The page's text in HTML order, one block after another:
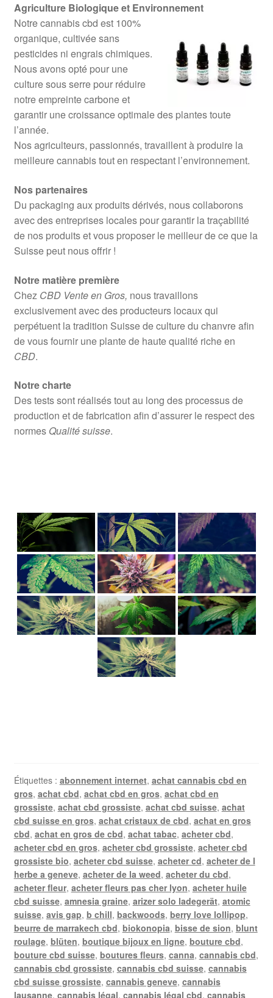
Agriculture Biologique et Environnement
Notre cannabis cbd est 100%
organique, cultivée sans
pesticides ni engrais chimiques.
Nous avons opté pour une
culture sous serre pour réduire
notre empreinte carbone et
garantir une croissance optimale des plantes toute
l’année.
Nos agriculteurs, passionnés, travaillent à produire la
meilleure cannabis tout en respectant l’environnement.
Nos partenaires
Du packaging aux produits dérivés, nous collaborons
avec des entreprises locales pour garantir la traçabilité
de nos produits et vous proposer le meilleur de ce que la
Suisse peut nous offrir !
Notre matière première
Chez CBD Vente en Gros, nous travaillons
exclusivement avec des producteurs locaux qui
perpétuent la tradition Suisse de culture du chanvre afin
de vous fournir une plante de haute qualité riche en
CBD.
Notre charte
Des tests sont réalisés tout au long des processus de
production et de fabrication afin d’assurer le respect des
normes Qualité suisse.
Étiquettes : abonnement internet, achat cannabis cbd en
gros, achat cbd, achat cbd en gros, achat cbd en
grossiste, achat cbd grossiste, achat cbd suisse, achat
cbd suisse en gros, achat cristaux de cbd, achat en gros
cbd, achat en gros de cbd, achat tabac, acheter cbd,
acheter cbd en gros, acheter cbd grossiste, acheter cbd
grossiste bio, acheter cbd suisse, acheter cd, acheter de l
herbe a geneve, acheter de la weed, acheter du cbd,
acheter fleur, acheter fleurs pas cher lyon, acheter huile
cbd suisse, amnesia graine, arizer solo ladegerät, atomic
suisse, avis gap, b chill, backwoods, berry love lollipop,
beurre de marrakech cbd, biokonopia, bisse de sion, blunt
roulage, blüten, boutique bijoux en ligne, bouture cbd,
bouture cbd suisse, boutures fleurs, canna, cannabis cbd,
cannabis cbd grossiste, cannabis cbd suisse, cannabis
cbd suisse grossiste, cannabis geneve, cannabis
lausanne, cannabis légal, cannabis légal cbd, cannabis